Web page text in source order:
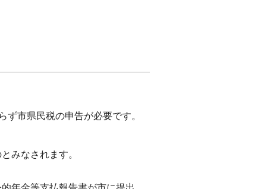
市県民税の申告が必要です。
みなされます。